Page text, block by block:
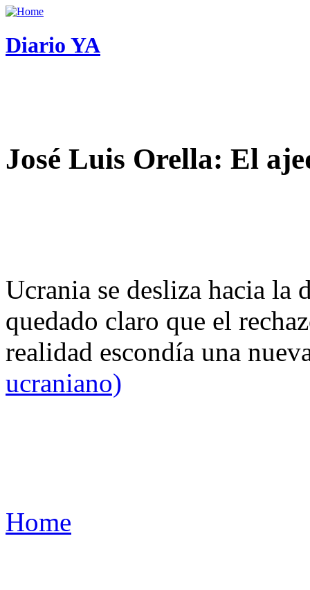
Diario YA
José Luis Orella: El
Ucrania se desliza hacia
quedado claro que el
realidad escondía una
ucraniano)
Home